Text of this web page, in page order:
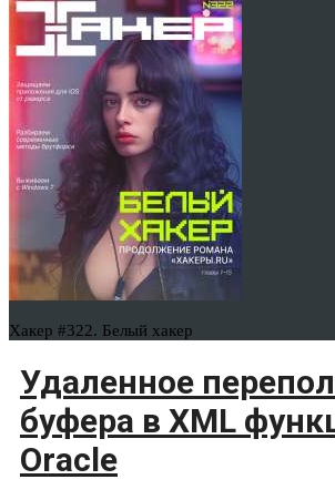
Хакер #322. Белый хакер
Удаленное
буфера в XML
Oracle